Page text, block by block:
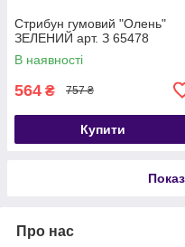
Стрибун гумовий "Олень"
ЗЕЛЕНИЙ арт. З 65478
В наявності
564 ₴ 757 ₴
Купити
Про нас